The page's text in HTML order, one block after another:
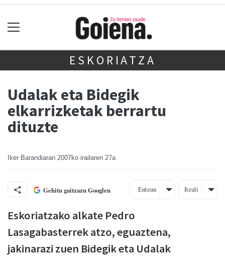
ESKORIATZA
Udalak eta Bidegik
elkarrizketak berrartu
dituzte
Iker Barandiaran 2007ko irailaren 27a
Gehitu gaitzazu Googlen Entzun Itzuli
Eskoriatzako alkate Pedro
Lasagabasterrek atzo, eguaztena,
jakinarazi zuen Bidegik eta Udalak